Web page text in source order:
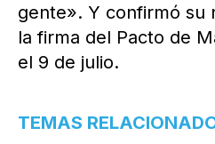
gente». Y confirmó su
la firma del Pacto de
el 9 de julio.
TEMAS